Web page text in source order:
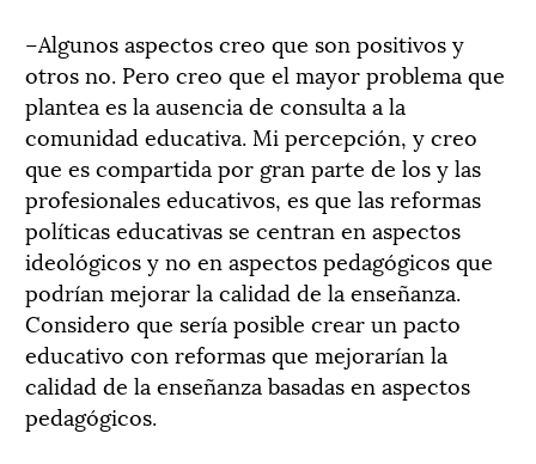
–Algunos aspectos creo que son positivos y
otros no. Pero creo que el mayor problema que
plantea es la ausencia de consulta a la
comunidad educativa. Mi percepción, y creo
que es compartida por gran parte de los y las
profesionales educativos, es que las reformas
políticas educativas se centran en aspectos
ideológicos y no en aspectos pedagógicos que
podrían mejorar la calidad de la enseñanza.
Considero que sería posible crear un pacto
educativo con reformas que mejorarían la
calidad de la enseñanza basadas en aspectos
pedagógicos.